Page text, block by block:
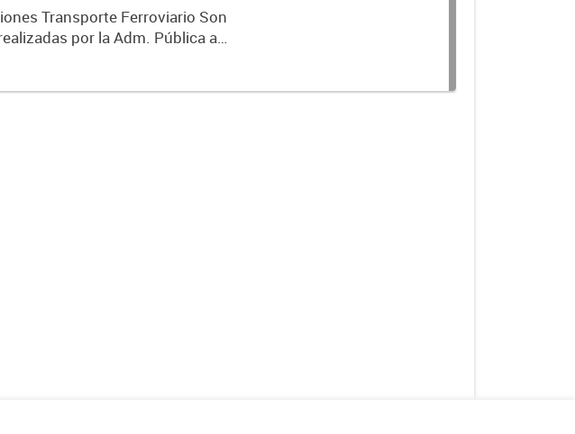
Transporte Ferroviario Son
por la Adm. Pública a